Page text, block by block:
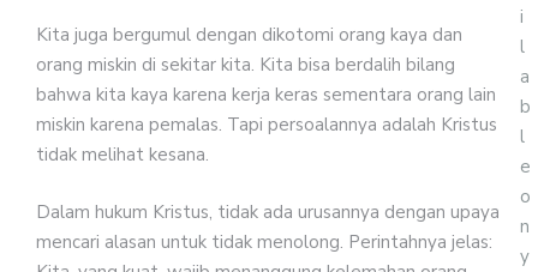
Kita juga bergumul dengan dikotomi orang kaya dan
orang miskin di sekitar kita. Kita bisa berdalih bilang
bahwa kita kaya karena kerja keras sementara orang lain
miskin karena pemalas. Tapi persoalannya adalah Kristus
tidak melihat kesana.
Dalam hukum Kristus, tidak ada urusannya dengan upaya
mencari alasan untuk tidak menolong. Perintahnya jelas:
i
l
a
b
l
e
o
n
y